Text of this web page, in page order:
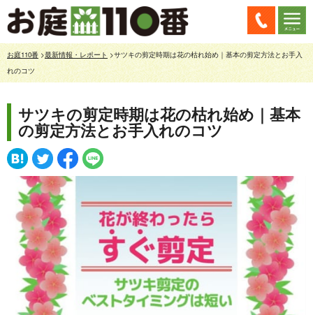
お庭110番>最新情報・レポート >サツキの剪定時期は花の枯れ始め｜基本の剪定方法とお手入
れのコツ
サツキの剪定時期は花の枯れ始め｜基本
の剪定方法とお手入れのコツ